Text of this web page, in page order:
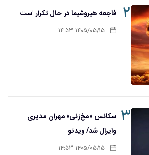
۲ فاجعه هیروشیما در حال تکرار است
۱۴۰۵/۰۵/۱۵ ۱۴:۵۳
۳ سکانس «مخ‌زنی» مهران مدیری
وایرال شد/ ویدئو
۱۴۰۵/۰۵/۱۵ ۱۴:۵۳